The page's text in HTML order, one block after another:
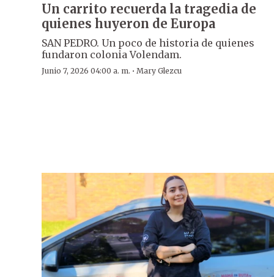
Un carrito recuerda la tragedia de
quienes huyeron de Europa
SAN PEDRO. Un poco de historia de quienes
fundaron colonia Volendam.
Junio 7, 2026 04:00 a. m. · Mary Glezcu